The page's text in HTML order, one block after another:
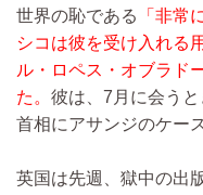
世界の恥である
「非常
シコは彼を受け入れる
ル・ロペス・オブラド
た。 彼は、7月に会う
首相にアサンジのケー
英国は先週、獄中の出